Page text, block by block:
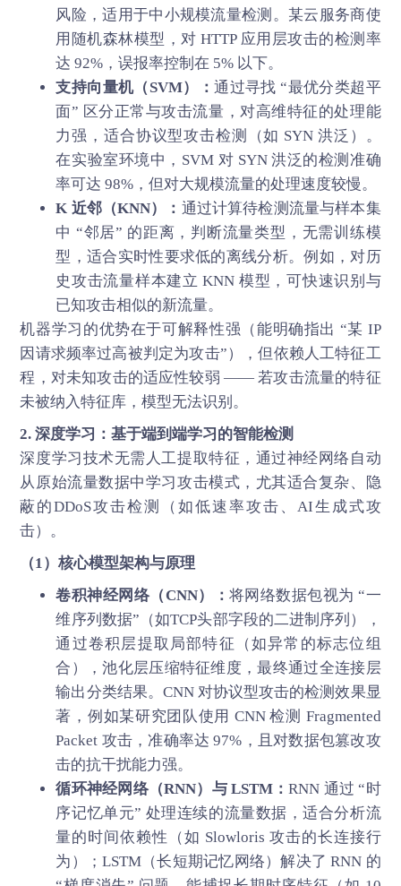
风险，适用于中小规模流量检测。某云服务商使
用随机森林模型，对 HTTP 应用层攻击的检测率
达 92%，误报率控制在 5% 以下。
支持向量机（SVM）：通过寻找 “最优分类超平
面” 区分正常与攻击流量，对高维特征的处理能
力强，适合协议型攻击检测（如 SYN 洪泛）。
在实验室环境中，SVM 对 SYN 洪泛的检测准确
率可达 98%，但对大规模流量的处理速度较慢。
K 近邻（KNN）： 通过计算待检测流量与样本集
中 “邻居” 的距离，判断流量类型，无需训练模
型，适合实时性要求低的离线分析。例如，对历
史攻击流量样本建立 KNN 模型，可快速识别与
已知攻击相似的新流量。
机器学习的优势在于可解释性强（能明确指出 “某 IP
因请求频率过高被判定为攻击”），但依赖人工特征工
程，对未知攻击的适应性较弱 —— 若攻击流量的特征
未被纳入特征库，模型无法识别。
2. 深度学习：基于端到端学习的智能检测
深度学习技术无需人工提取特征，通过神经网络自动
从原始流量数据中学习攻击模式，尤其适合复杂、隐
蔽的DDoS攻击检测（如低速率攻击、AI生成式攻
击）。
（1）核心模型架构与原理
卷积神经网络（CNN）： 将网络数据包视为 “一
维序列数据”（如TCP头部字段的二进制序列），
通过卷积层提取局部特征（如异常的标志位组
合），池化层压缩特征维度，最终通过全连接层
输出分类结果。CNN 对协议型攻击的检测效果显
著，例如某研究团队使用 CNN 检测 Fragmented
Packet 攻击，准确率达 97%，且对数据包篡改攻
击的抗干扰能力强。
循环神经网络（RNN）与 LSTM：RNN 通过 “时
序记忆单元” 处理连续的流量数据，适合分析流
量的时间依赖性（如 Slowloris 攻击的长连接行
为）；LSTM（长短期记忆网络）解决了 RNN 的